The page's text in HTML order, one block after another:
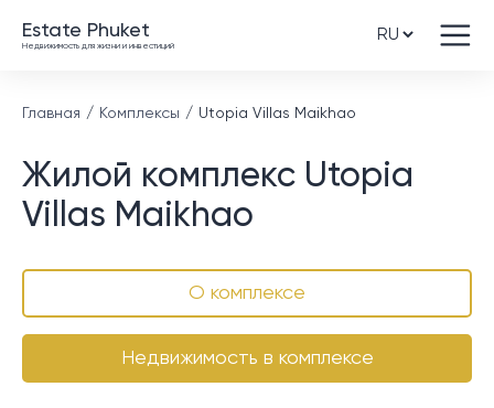
Estate Phuket
Недвижимость для жизни и инвестиций
Главная Комплексы Utopia Villas Maikhao
Жилой комплекс Utopia
Villas Maikhao
О комплексе
Недвижимость в комплексе